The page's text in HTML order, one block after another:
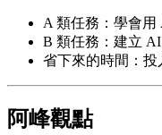
A 類任務：學會
B 類任務：建立
省下來的時間：投
阿峰觀點